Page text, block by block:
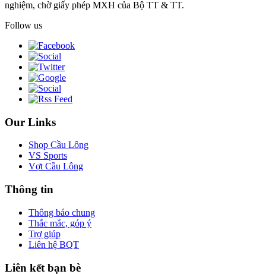
nghiệm, chờ giấy phép MXH của Bộ TT & TT.
Follow us
Our Links
Shop Cầu Lông
VS Sports
Vợt Cầu Lông
Thông tin
Thông báo chung
Thắc mắc, góp ý
Trợ giúp
Liên hệ BQT
Liên kết bạn bè